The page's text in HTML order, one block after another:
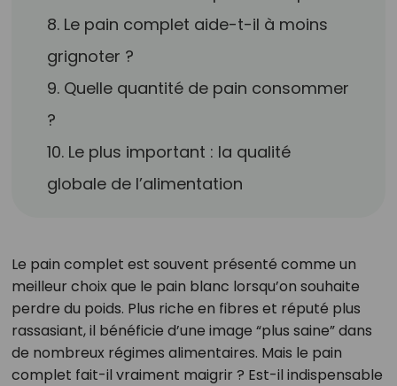
8. Le pain complet aide-t-il à moins
grignoter ?
9. Quelle quantité de pain consommer
?
10. Le plus important : la qualité
globale de l’alimentation
Le pain complet est souvent présenté comme un
meilleur choix que le pain blanc lorsqu’on souhaite
perdre du poids. Plus riche en fibres et réputé plus
rassasiant, il bénéficie d’une image “plus saine” dans
de nombreux régimes alimentaires. Mais le pain
complet fait-il vraiment maigrir ? Est-il indispensable